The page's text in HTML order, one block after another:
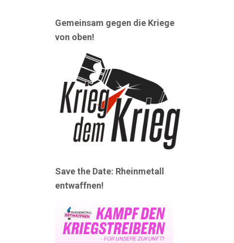
Gemeinsam gegen die Kriege
von oben!
Save the Date: Rheinmetall
entwaffnen!